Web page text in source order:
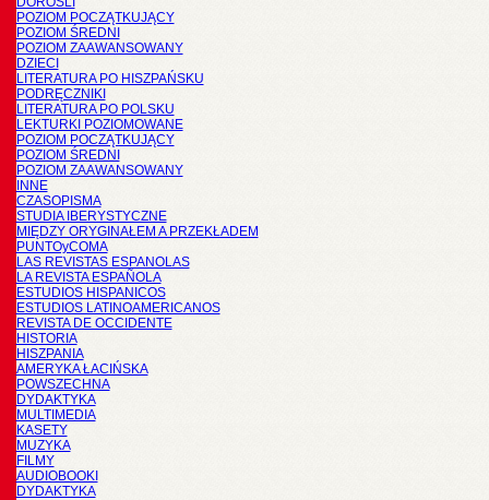
POZIOM POCZĄTKUJĄCY
POZIOM ŚREDNI
POZIOM ZAAWANSOWANY
DZIECI
LITERATURA PO HISZPAŃSKU
PODRĘCZNIKI
LITERATURA PO POLSKU
LEKTURKI POZIOMOWANE
POZIOM POCZĄTKUJĄCY
POZIOM ŚREDNI
POZIOM ZAAWANSOWANY
INNE
CZASOPISMA
STUDIA IBERYSTYCZNE
MIĘDZY ORYGINAŁEM A PRZEKŁADEM
PUNTOyCOMA
LAS REVISTAS ESPANOLAS
LA REVISTA ESPAÑOLA
ESTUDIOS HISPANICOS
ESTUDIOS LATINOAMERICANOS
REVISTA DE OCCIDENTE
HISTORIA
HISZPANIA
AMERYKA ŁACIŃSKA
POWSZECHNA
DYDAKTYKA
MULTIMEDIA
KASETY
MUZYKA
FILMY
AUDIOBOOKI
DYDAKTYKA